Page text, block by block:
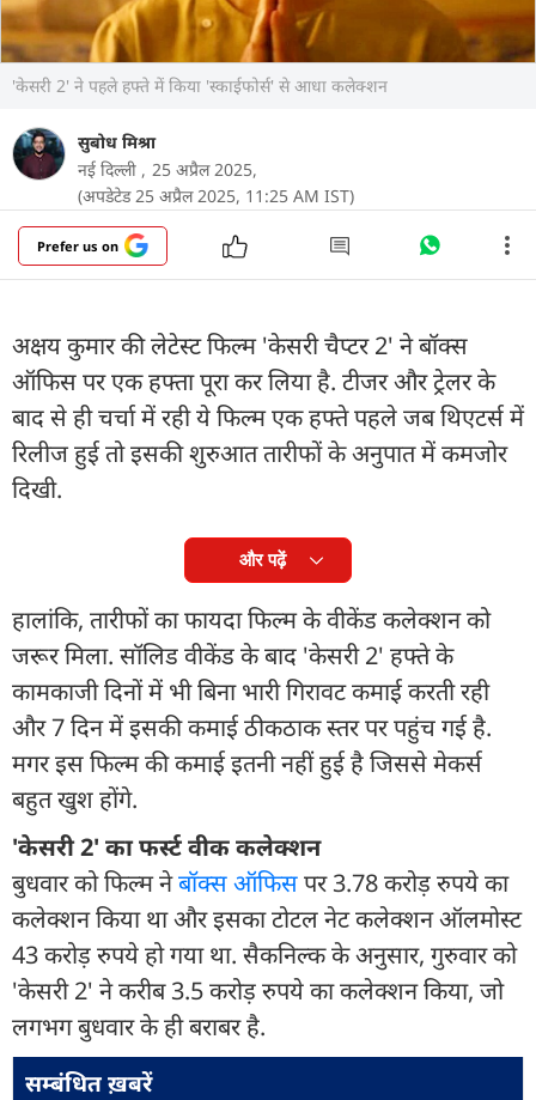
'केसरी 2' ने पहले हफ्ते में किया 'स्काईफोर्स' से आधा कलेक्शन
सुबोध मिश्रा
नई दिल्ली , 25 अप्रैल 2025,
(अपडेटेड 25 अप्रैल 2025, 11:25 AM IST)
Prefer us on
अक्षय कुमार की लेटेस्ट फिल्म 'केसरी चैप्टर 2' ने बॉक्स
ऑफिस पर एक हफ्ता पूरा कर लिया है. टीजर और ट्रेलर के
बाद से ही चर्चा में रही ये फिल्म एक हफ्ते पहले जब थिएटर्स में
रिलीज हुई तो इसकी शुरुआत तारीफों के अनुपात में कमजोर
दिखी.
और पढ़ें
हालांकि, तारीफों का फायदा फिल्म के वीकेंड कलेक्शन को
जरूर मिला. सॉलिड वीकेंड के बाद 'केसरी 2' हफ्ते के
कामकाजी दिनों में भी बिना भारी गिरावट कमाई करती रही
और 7 दिन में इसकी कमाई ठीकठाक स्तर पर पहुंच गई है.
मगर इस फिल्म की कमाई इतनी नहीं हुई है जिससे मेकर्स
बहुत खुश होंगे.
'केसरी 2' का फर्स्ट वीक कलेक्शन
बुधवार को फिल्म नेबॉक्स ऑफिसपर 3.78 करोड़ रुपये का
कलेक्शन किया था और इसका टोटल नेट कलेक्शन ऑलमोस्ट
43 करोड़ रुपये हो गया था. सैकनिल्क के अनुसार, गुरुवार को
'केसरी 2' ने करीब 3.5 करोड़ रुपये का कलेक्शन किया, जो
लगभग बुधवार के ही बराबर है.
सम्बंधित ख़बरें